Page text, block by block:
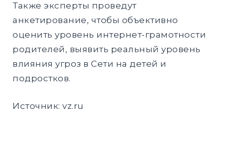
Также эксперты проведут
анкетирование, чтобы объективно
оценить уровень интернет-грамотности
родителей, выявить реальный уровень
влияния угроз в Сети на детей и
подростков.
Источник: vz.ru